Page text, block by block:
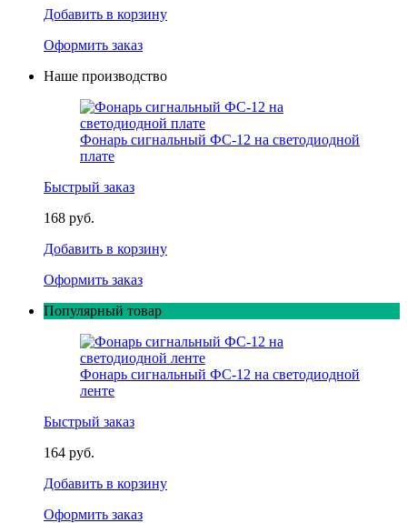
Добавить в корзину
Оформить заказ
Наше производство
Фонарь сигнальный ФС-12 на светодиодной
плате
Быстрый заказ
168 руб.
Добавить в корзину
Оформить заказ
Популярный товар
Фонарь сигнальный ФС-12 на светодиодной
ленте
Быстрый заказ
164 руб.
Добавить в корзину
Оформить заказ